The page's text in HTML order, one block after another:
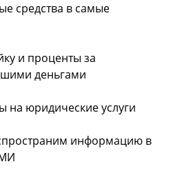
средства в самые
и проценты за
деньгами
на юридические услуги
информацию в